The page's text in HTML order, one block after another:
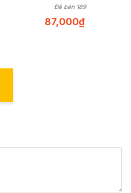
Đã bán 189
87,000₫